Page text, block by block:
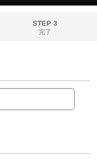
STEP 3
完了